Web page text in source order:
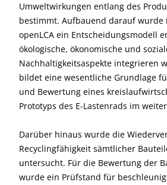
Umweltwirkungen entlang des
bestimmt. Aufbauend darauf wurde
openLCA ein Entscheidungsmodell
ökologische, ökonomische und
Nachhaltigkeitsaspekte integrieren
bildet eine wesentliche Grundlage
und Bewertung eines
Prototyps des E-Lastenrads im
Darüber hinaus wurde die
Recyclingfähigkeit sämtlicher
untersucht. Für die Bewertung der
wurde ein Prüfstand für